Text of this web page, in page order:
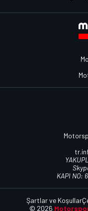
KAPI NO:
© 2026
Şartlar ve Koşullar